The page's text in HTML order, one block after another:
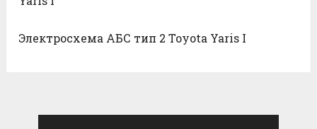
Электросхема АБС тип 2 Toyota Yaris I